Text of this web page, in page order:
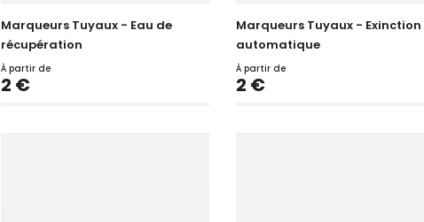
Marqueurs Tuyaux - Eau de
récupération
À partir de
Prix
2 €
Marqueurs Tuyaux - Exinction
automatique
À partir de
Prix
2 €